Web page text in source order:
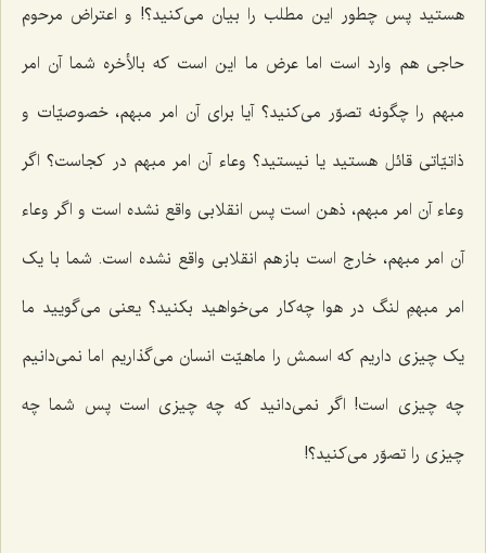
هستید پس چطور این مطلب را بیان می‌کنید؟! و اعتراض مرحوم
حاجی هم وارد است اما عرض ما این است که بالأخره شما آن امر
مبهم را چگونه تصوّر می‌کنید؟ آیا برای آن امر مبهم، خصوصیّات و
ذاتیّاتی قائل هستید یا نیستید؟ وعاء آن امر مبهم در کجاست؟ اگر
وعاء آن امر مبهم، ذهن است پس انقلابی واقع نشده است و اگر وعاء
آن امر مبهم، خارج است باز هم انقلابی واقع نشده است. شما با یک
امر مبهمِ لنگ در هوا چه‌کار می‌خواهید بکنید؟ یعنی می‌گویید ما
یک چیزی داریم که اسمش را ماهیّت انسان می‌گذاریم اما نمی‌دانیم
چه چیزی است! اگر نمی‌دانید که چه چیزی است پس شما چه
چیزی را تصوّر می‌کنید؟!